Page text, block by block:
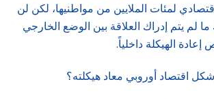
لمئات الملايين من مواطنيها، لكن لن
لم يتم إدراك العلاقة بين الوضع الخارجي
الهيكلة داخلياً.
اقتصاد أوروبي معاد هيكلته؟